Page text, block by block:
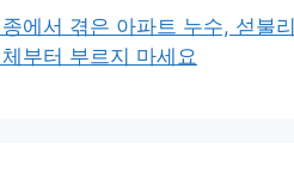
에서 겪은 아파트 누수, 섣불리
부터 부르지 마세요